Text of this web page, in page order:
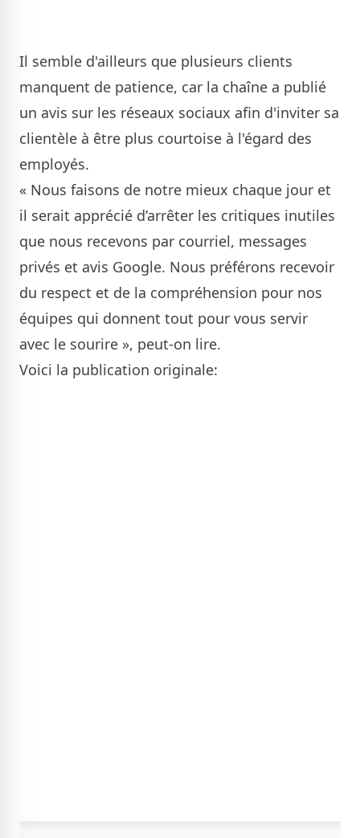
Il semble d'ailleurs que plusieurs clients
manquent de patience, car la chaîne a publié
un avis sur les réseaux sociaux afin d'inviter sa
clientèle à être plus courtoise à l'égard des
employés.
« Nous faisons de notre mieux chaque jour et
il serait apprécié d’arrêter les critiques inutiles
que nous recevons par courriel, messages
privés et avis Google. Nous préférons recevoir
du respect et de la compréhension pour nos
équipes qui donnent tout pour vous servir
avec le sourire », peut-on lire.
Voici la publication originale: